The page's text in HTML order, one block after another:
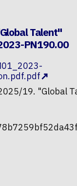
Talent"
PN190.00
19. "Global